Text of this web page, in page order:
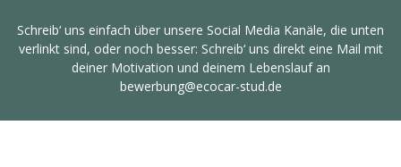
Schreib‘ uns einfach über unsere Social Media Kanäle, die unten
verlinkt sind, oder noch besser: Schreib‘ uns direkt eine Mail mit
deiner Motivation und deinem Lebenslauf an
bewerbung@ecocar-stud.de